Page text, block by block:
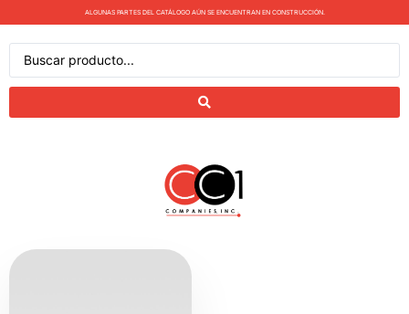
ALGUNAS PARTES DEL CATÁLOGO AÚN SE ENCUENTRAN EN CONSTRUCCIÓN.